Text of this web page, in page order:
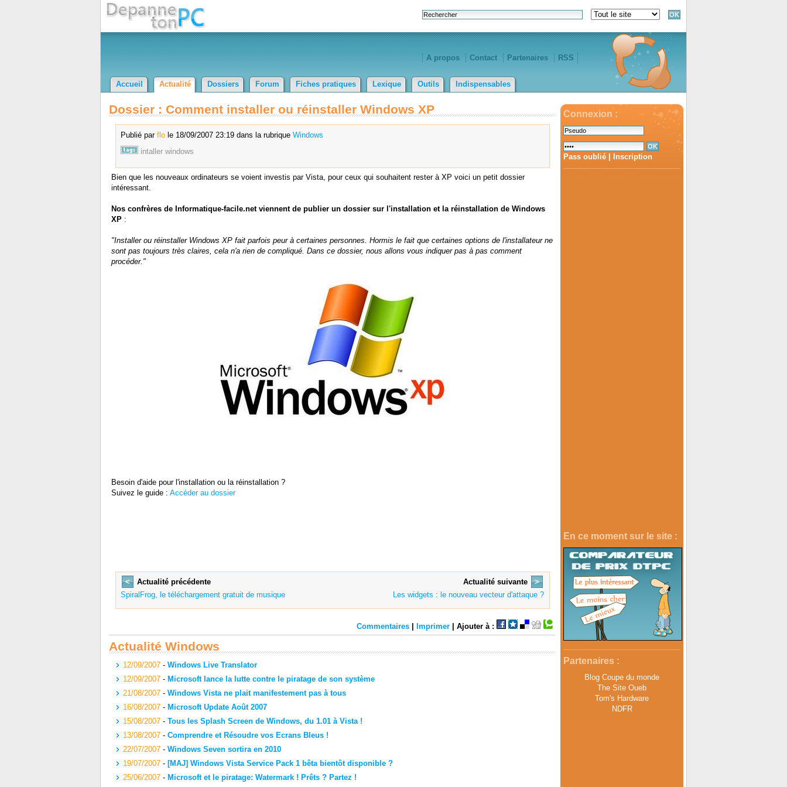
A propos Contact Partenaires RSS
Accueil Actualité Dossiers Forum Fiches pratiques Lexique Outils Indispensables
Connexion :
Pass oublié Inscription
En ce moment sur le site :
Partenaires :
Blog Coupe du monde
The Site Oueb
Tom's Hardware
NDFR
Dossier : Comment installer ou réinstaller Windows XP
Publié par flole 18/09/2007 23:19 dans la rubrique Windows
intaller windows
Bien que les nouveaux ordinateurs se voient investis par Vista, pour ceux qui souhaitent rester à XP voici un petit dossier
intéressant.
Nos confrères de Informatique-facile.net viennent de publier un dossier sur l'installation et la réinstallation de Windows
XP:
"Installer ou réinstaller Windows XP fait parfois peur à certaines personnes. Hormis le fait que certaines options de l'installateur ne
sont pas toujours très claires, cela n'a rien de compliqué. Dans ce dossier, nous allons vous indiquer pas à pas comment
procéder."
Besoin d'aide pour l'installation ou la réinstallation ?
Suivez le guide : Accéder au dossier
<
Actualité précédente
SpiralFrog, le téléchargement gratuit de musique
Actualité suivante
>
Les widgets : le nouveau vecteur d'attaque ?
Commentaires |Imprimer | Ajouter à :
Actualité Windows
12/09/2007- Windows Live Translator
12/09/2007- Microsoft lance la lutte contre le piratage de son système
21/08/2007- Windows Vista ne plait manifestement pas à tous
16/08/2007- Microsoft Update Août 2007
15/08/2007- Tous les Splash Screen de Windows, du 1.01 à Vista !
13/08/2007- Comprendre et Résoudre vos Ecrans Bleus !
22/07/2007- Windows Seven sortira en 2010
19/07/2007- [MAJ] Windows Vista Service Pack 1 bêta bientôt disponible ?
25/06/2007- Microsoft et le piratage: Watermark ! Prêts ? Partez !